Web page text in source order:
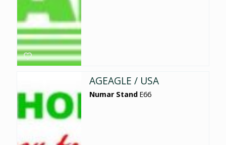
AGEAGLE / USA
Numar Stand E66